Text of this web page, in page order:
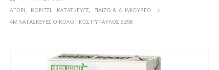
ΑΓΌΡΙ, ΚΟΡΊΤΣΙ, ΚΑΤΑΣΚΕΥΈΣ,
ΠΑΊΖΩ & ΔΗΜΙΟΥΡΓΏ
4M ΚΑΤΑΣΚΕΥΈΣ ΟΙΚΟΛΟΓΙΚΌΣ ΠΎΡΑΥΛΟΣ 3298